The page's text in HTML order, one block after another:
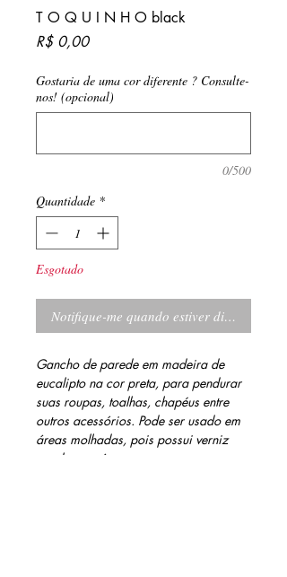
T O Q U I N H O black
R$ 0,00Preço
Gostaria de uma cor diferente ? Consulte-
nos! (opcional)
0/500
Quantidade *
Esgotado
Notifique-me quando estiver disponível
Gancho de parede em madeira de
eucalipto na cor preta, para pendurar
suas roupas, toalhas, chapéus entre
outros acessórios. Pode ser usado em
áreas molhadas, pois possui verniz
repelente a água